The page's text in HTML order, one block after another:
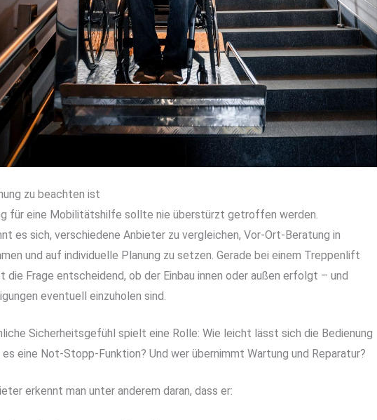
zu beachten ist
für eine Mobilitätshilfe sollte nie überstürzt getroffen werden.
es sich, verschiedene Anbieter zu vergleichen, Vor-Ort-Beratung in
und auf individuelle Planung zu setzen. Gerade bei einem Treppenlift
Frage entscheidend, ob der Einbau innen oder außen erfolgt – und
eventuell einzuholen sind.
Sicherheitsgefühl spielt eine Rolle: Wie leicht lässt sich die Bedienung
eine Not-Stopp-Funktion? Und wer übernimmt Wartung und Reparatur?
erkennt man unter anderem daran, dass er: